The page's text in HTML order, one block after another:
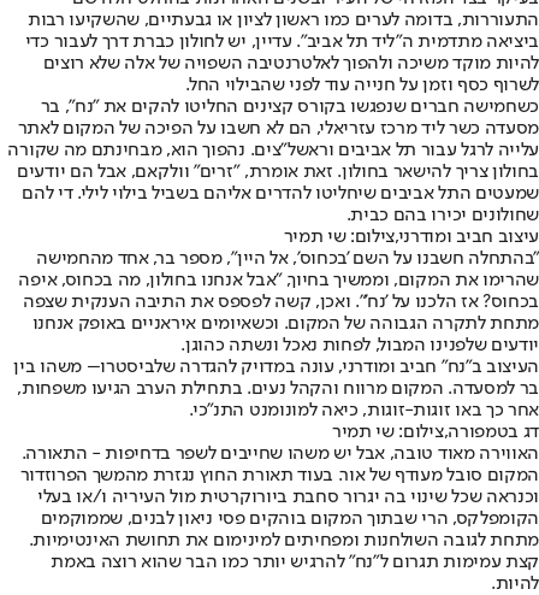
התעוררות, בדומה לערים כמו ראשון לציון או גבעתיים, שהשקיעו רבות
ביציאה מתדמית ה"ליד תל אביב". עדיין, יש לחולון כברת דרך לעבור כדי
להיות מוקד משיכה ולהפוך לאלטרנטיבה השפויה של אלה שלא רוצים
לשרוף כסף וזמן על חנייה עוד לפני שהבילוי החל.
כשחמישה חברים שנפגשו בקורס קצינים החליטו להקים את "נח", בר
מסעדה כשר ליד מרכז עזריאלי, הם לא חשבו על הפיכה של המקום לאתר
עלייה לרגל עבור תל אביבים וראשל"צים. נהפוך הוא, מבחינתם מה שקורה
בחולון צריך להישאר בחולון. זאת אומרת, "זרים" וולקאם, אבל הם יודעים
שמעטים התל אביבים שיחליטו להדרים אליהם בשביל בילוי לילי. די להם
שחולונים יכירו בהם כבית.
עיצוב חביב ומודרני,צילום: שי תמיר
"בהתחלה חשבנו על השם 'בכחוס', אל היין", מספר בר, אחד מהחמישה
שהרימו את המקום, וממשיך בחיוך, "אבל אנחנו בחולון, מה בכחוס, איפה
בכחוס? אז הלכנו על 'נח'". ואכן, קשה לפספס את התיבה הענקית שצפה
מתחת לתקרה הגבוהה של המקום. וכשאיומים איראניים באופק אנחנו
יודעים שלפנינו המבול, לפחות נאכל ונשתה כהוגן.
העיצוב ב"נח" חביב ומודרני, עונה במדויק להגדרה שלביסטרו– משהו בין
בר למסעדה. המקום מרווח והקהל נעים. בתחילת הערב הגיעו משפחות,
אחר כך באו זוגות-זוגות, כיאה למונומנט התנ"כי.
דג בטמפורה,צילום: שי תמיר
האווירה מאוד טובה, אבל יש משהו שחייבים לשפר בדחיפות - התאורה.
המקום סובל מעודף של אור. בעוד תאורת החוץ נגזרת מהמשך הפרוזדור
וכנראה שכל שינוי בה יגרור סחבת ביורוקרטית מול העיריה ו/או בעלי
הקומפלקס, הרי שבתוך המקום בוהקים פסי ניאון לבנים, שממוקמים
מתחת לגובה השולחנות ומפחיתים למינימום את תחושת האינטימיות.
קצת עמימות תגרום ל"נח" להרגיש יותר כמו הבר שהוא רוצה באמת
להיות.